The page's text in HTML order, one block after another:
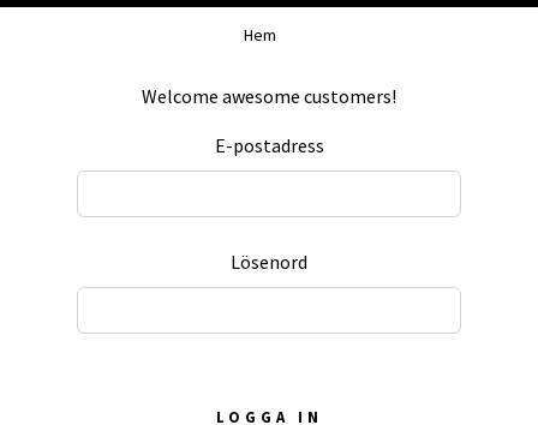
Hem
Welcome awesome customers!
E-postadress
Lösenord